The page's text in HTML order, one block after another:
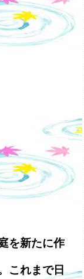
を新たに作
これまで日